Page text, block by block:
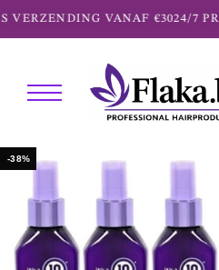
VANAF €3024/7
-38%